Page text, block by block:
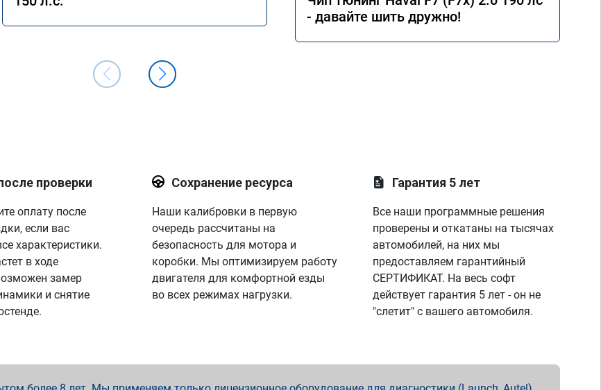
- давайте шить дружно!
проверки
оплату после
если вас
характеристики.
в ходе
замер
и снятие
Сохранение ресурса
Наши калибровки в первую
очередь рассчитаны на
безопасность для мотора и
коробки. Мы оптимизируем работу
двигателя для комфортной езды
во всех режимах нагрузки.
Гарантия 5 лет
Все наши программные решения
проверены и откатаны на тысячах
автомобилей, на них мы
предоставляем гарантийный
СЕРТИФИКАТ. На весь софт
действует гарантия 5 лет - он не
"слетит" с вашего автомобиля.